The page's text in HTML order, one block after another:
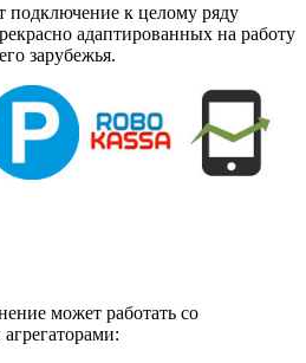
подключение к целому ряду
адаптированных на работу
зарубежья.
может работать со